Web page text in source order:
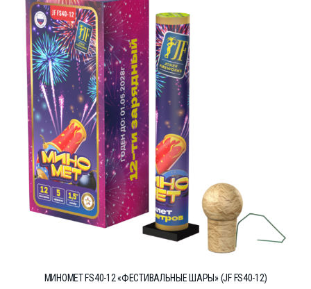
МИНОМЕТ FS40-12 «ФЕСТИВАЛЬНЫЕ ШАРЫ» (JF FS40-12)